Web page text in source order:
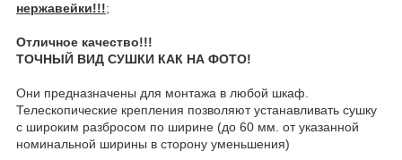
нержавейки!!!;
Отличное качество!!!
ТОЧНЫЙ ВИД СУШКИ КАК НА ФОТО!
Они предназначены для монтажа в любой шкаф.
Телескопические крепления позволяют устанавливать сушку
с широким разбросом по ширине (до 60 мм. от указанной
номинальной ширины в сторону уменьшения)